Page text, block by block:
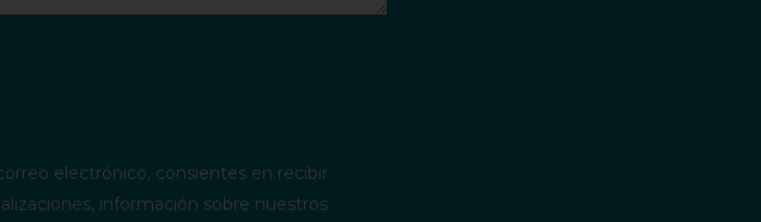
electrónico, consientes en recibir
información sobre nuestros